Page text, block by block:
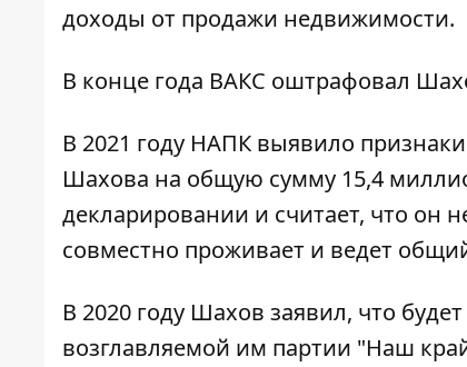
доходы от продажи недвижимости.
В конце года ВАКС оштрафовал
В 2021 году НАПК выявило
Шахова на общую сумму 15,4
декларировании и считает, что он
совместно проживает и ведет
В 2020 году Шахов заявил, что
возглавляемой им партии "Наш